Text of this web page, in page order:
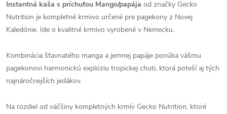
Instantná kaša s príchuťou Mango/papája od značky Gecko
Nutrition je kompletné krmivo určené pre pagekony z Novej
Kaledónie. Ide o kvalitné krmivo vyrobené v Nemecku.
Kombinácia šťavnatého manga a jemnej papáje ponúka vášmu
pagekonovi harmonickú explóziu tropickej chuti, ktorá poteší aj tých
najnáročnejších jedákov.
Na rozdiel od väčšiny kompletných krmív Gecko Nutrition, ktoré